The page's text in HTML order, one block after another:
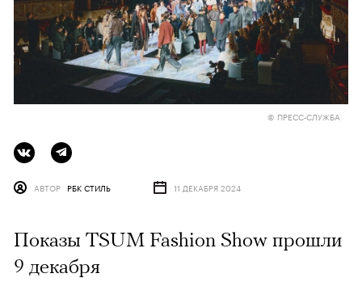
© ПРЕСС-СЛУЖБА
АВТОР РБК СТИЛЬ 11 ДЕКАБРЯ 2024
Показы TSUM Fashion Show прошли
9 декабря